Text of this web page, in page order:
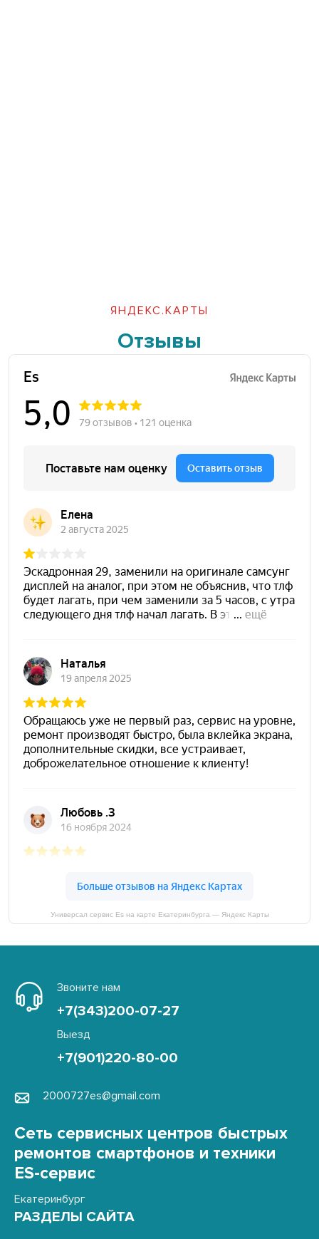
ЯНДЕКС.КАРТЫ
Отзывы
Универсал сервис Es на карте Екатеринбурга — Яндекс Карты
Звоните нам
+7(343)200-07-27
Выезд
+7(901)220-80-00
2000727es@gmail.com
Сеть сервисных центров быстрых
ремонтов смартфонов и техники
ES-сервис
Екатеринбург
РАЗДЕЛЫ САЙТА